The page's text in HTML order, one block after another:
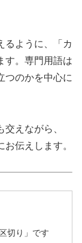
るように、「カ
す。専門用語は
つのかを中心に
えながら、
伝えします。
切り」です